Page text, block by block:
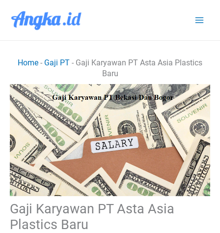
Home - Gaji PT - Gaji Karyawan PT Asta Asia Plastics
Baru
Gaji Karyawan PT Asta Asia
Plastics Baru